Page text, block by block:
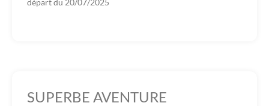
départ du 20/07/2025
SUPERBE AVENTURE